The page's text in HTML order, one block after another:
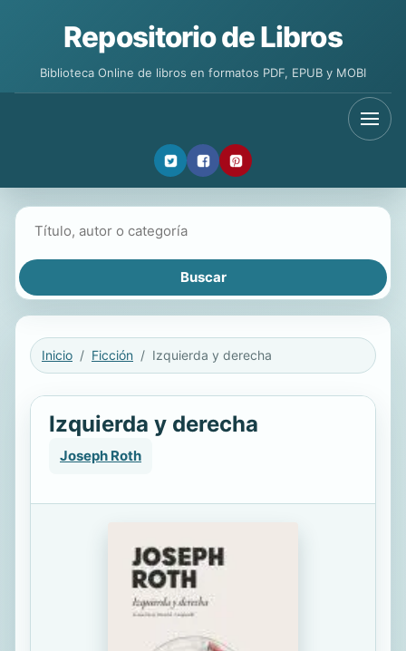
Repositorio de Libros
Biblioteca Online de libros en formatos PDF, EPUB y MOBI
Inicio Ficción Izquierda y derecha
Izquierda y derecha
Joseph Roth